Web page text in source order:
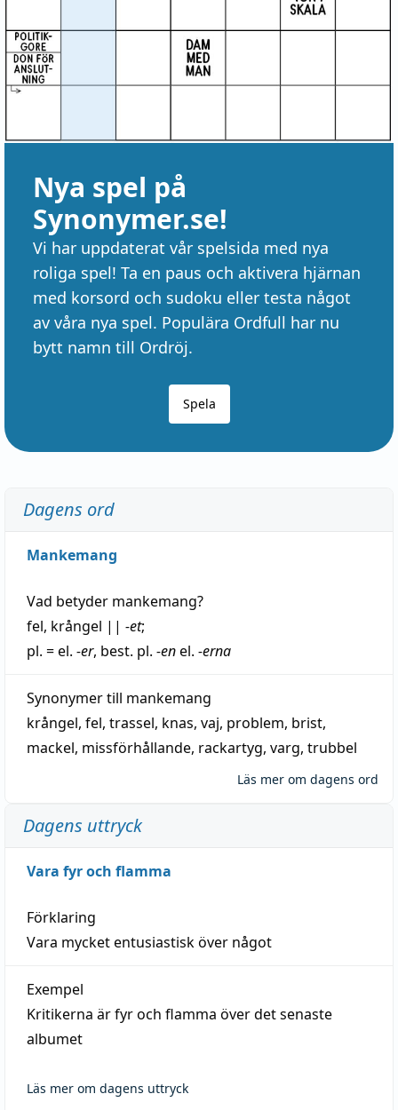
Nya spel på
Synonymer.se!
Vi har uppdaterat vår spelsida med nya
roliga spel! Ta en paus och aktivera hjärnan
med korsord och sudoku eller testa något
av våra nya spel. Populära Ordfull har nu
bytt namn till Ordröj.
Spela
Dagens ord
Mankemang
Vad betyder mankemang?
fel, krångel || -et;
pl. = el. -er, best. pl. -enel. -erna
Synonymer till mankemang
krångel, fel, trassel, knas, vaj, problem, brist,
mackel, missförhållande, rackartyg, varg, trubbel
Läs mer om dagens ord
Dagens uttryck
Vara fyr och flamma
Förklaring
Vara mycket entusiastisk över något
Exempel
Kritikerna är fyr och flamma över det senaste
albumet
Läs mer om dagens uttryck